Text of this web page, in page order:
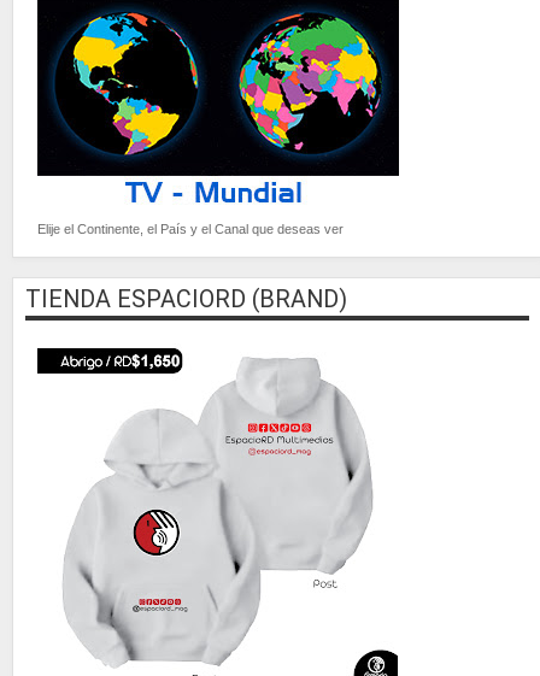
Elije el Continente, el País y el Canal que deseas ver
TIENDA ESPACIORD (BRAND)